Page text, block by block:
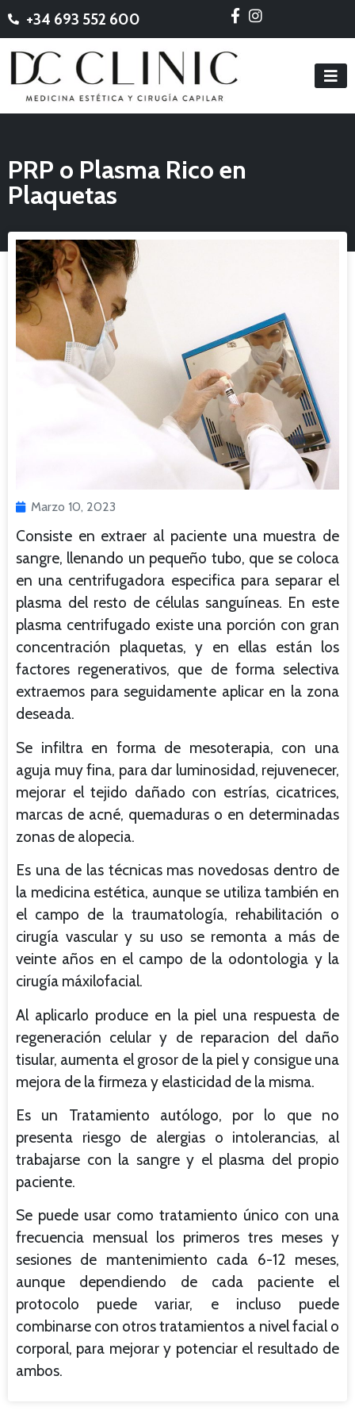
+34 693 552 600
PRP o Plasma Rico en
Plaquetas
Marzo 10, 2023
Consiste en extraer al paciente una muestra de
sangre, llenando un pequeño tubo, que se coloca
en una centrifugadora especifica para separar el
plasma del resto de células sanguíneas. En este
plasma centrifugado existe una porción con gran
concentración plaquetas, y en ellas están los
factores regenerativos, que de forma selectiva
extraemos para seguidamente aplicar en la zona
deseada.
Se infiltra en forma de mesoterapia, con una
aguja muy fina, para dar luminosidad, rejuvenecer,
mejorar el tejido dañado con estrías, cicatrices,
marcas de acné, quemaduras o en determinadas
zonas de alopecia.
Es una de las técnicas mas novedosas dentro de
la medicina estética, aunque se utiliza también en
el campo de la traumatología, rehabilitación o
cirugía vascular y su uso se remonta a más de
veinte años en el campo de la odontologia y la
cirugía máxilofacial.
Al aplicarlo produce en la piel una respuesta de
regeneración celular y de reparacion del daño
tisular, aumenta el grosor de la piel y consigue una
mejora de la firmeza y elasticidad de la misma.
Es un Tratamiento autólogo, por lo que no
presenta riesgo de alergias o intolerancias, al
trabajarse con la sangre y el plasma del propio
paciente.
Se puede usar como tratamiento único con una
frecuencia mensual los primeros tres meses y
sesiones de mantenimiento cada 6-12 meses,
aunque dependiendo de cada paciente el
protocolo puede variar, e incluso puede
combinarse con otros tratamientos a nivel facial o
corporal, para mejorar y potenciar el resultado de
ambos.